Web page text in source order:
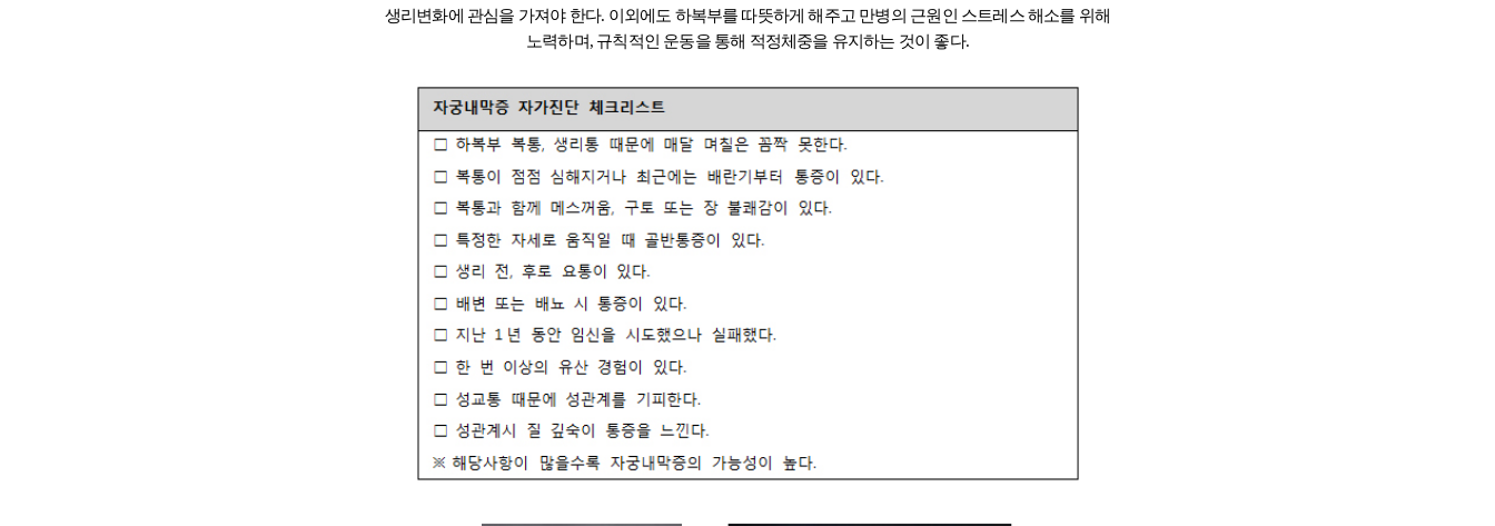
생리변화에 관심을 가져야 한다. 이외에도 하복부를 따뜻하게 해주고 만병의 근원인 스트레스 해소를 위해
노력하며, 규칙적인 운동을 통해 적정체중을 유지하는 것이 좋다.